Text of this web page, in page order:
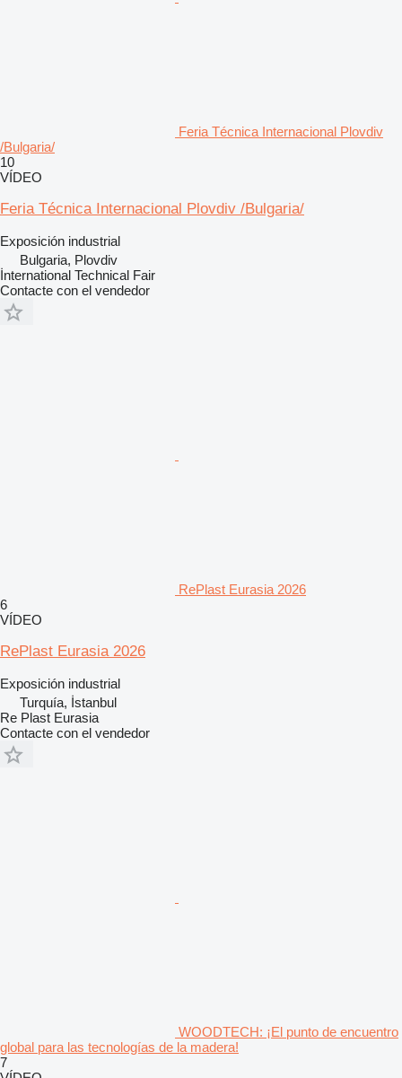
Feria Técnica Internacional Plovdiv
/Bulgaria/
10
VÍDEO
Feria Técnica Internacional Plovdiv /Bulgaria/
Exposición industrial
Bulgaria, Plovdiv
İnternational Technical Fair
Contacte con el vendedor
RePlast Eurasia 2026
6
VÍDEO
RePlast Eurasia 2026
Exposición industrial
Turquía, İstanbul
Re Plast Eurasia
Contacte con el vendedor
WOODTECH: ¡El punto de encuentro
global para las tecnologías de la madera!
7